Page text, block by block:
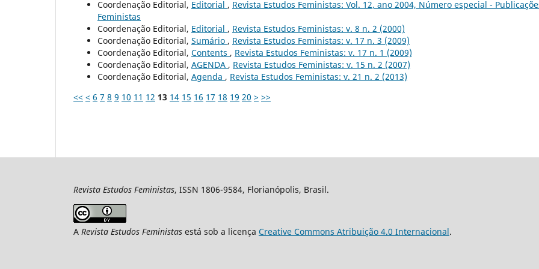
Coordenação Editorial, Editorial , Revista Estudos Feministas: Vol. 12, ano 2004, Número especial -
Feministas
Coordenação Editorial, Editorial , Revista Estudos Feministas: v. 8 n. 2 (2000)
Coordenação Editorial, Sumário , Revista Estudos Feministas: v. 17 n. 3 (2009)
Coordenação Editorial, Contents , Revista Estudos Feministas: v. 17 n. 1 (2009)
Coordenação Editorial, AGENDA , Revista Estudos Feministas: v. 15 n. 2 (2007)
Coordenação Editorial, Agenda , Revista Estudos Feministas: v. 21 n. 2 (2013)
<< < 6 7 8 9 10 11 12 13 14 15 16 17 18 19 20 > >>
Revista Estudos Feministas, ISSN 1806-9584, Florianópolis, Brasil.
A Revista Estudos Feministas está sob a licença Creative Commons Atribuição 4.0 Internacional.